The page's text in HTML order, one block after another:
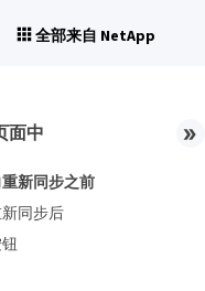
全部来自 NetApp
面中
新同步之前
同步后